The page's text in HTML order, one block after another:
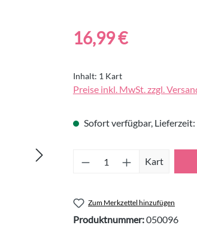
Regulärer Preis:
16,99 €
Inhalt: 1 Kart
Preise inkl. MwSt. zzgl.
Sofort verfügbar, Lieferzeit:
Produkt Anzahl:
Kart
Zum Merkzettel hinzufügen
Produktnummer:050096